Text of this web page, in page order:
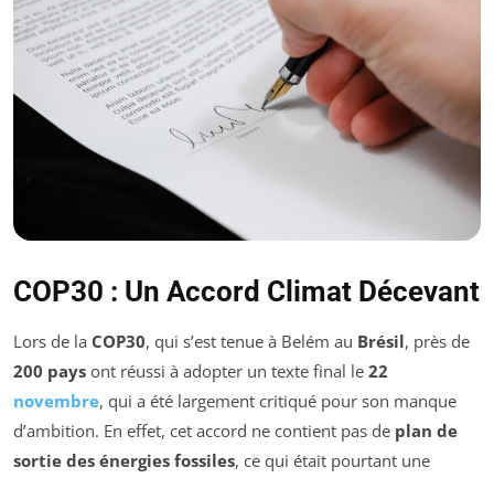
COP30 : Un Accord Climat Décevant
Lors de la COP30, qui s’est tenue à Belém au Brésil, près de
200 pays ont réussi à adopter un texte final le 22
novembre, qui a été largement critiqué pour son manque
d’ambition. En effet, cet accord ne contient pas de plan de
sortie des énergies fossiles, ce qui était pourtant une